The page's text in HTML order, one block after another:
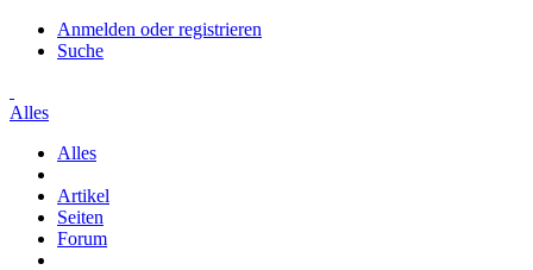
Anmelden oder registrieren
Suche
Alles
Alles
Artikel
Seiten
Forum